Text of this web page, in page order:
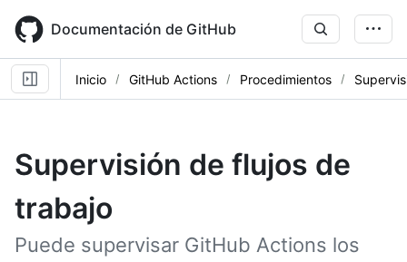
main
content
Documentación de GitHub
Inicio GitHub Actions Procedimientos
Supervisión de flujos de
trabajo
Puede supervisar GitHub Actions los